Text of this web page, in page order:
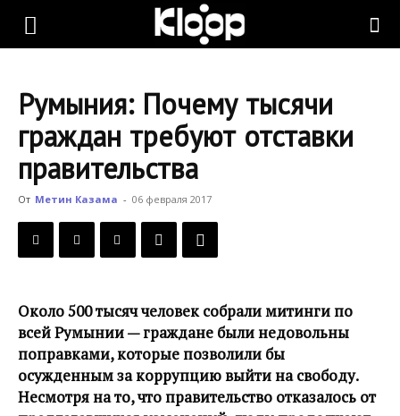
KLOOP.KG
Новости
Кыргызстана
Румыния: Почему тысячи
граждан требуют отставки
правительства
От Метин Казама - 06 февраля 2017
Около 500 тысяч человек собрали митинги по
всей Румынии — граждане были недовольны
поправками, которые позволили бы
осужденным за коррупцию выйти на свободу.
Несмотря на то, что правительство отказалось от